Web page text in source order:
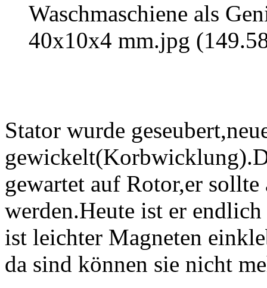
Waschmaschiene als
40x10x4 mm.jpg
Stator wurde
gewartet auf Rotor,er
werden.Heute ist er
ist leichter Magneten
da sind können sie nicht